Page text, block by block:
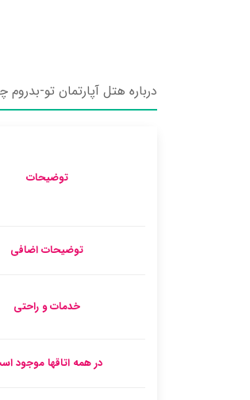
درباره هتل آپارتمان تو-بدروم چیزاناوا
توضیحات
توضیحات اضافی
خدمات و راحتی
در همه اتاقها موجود